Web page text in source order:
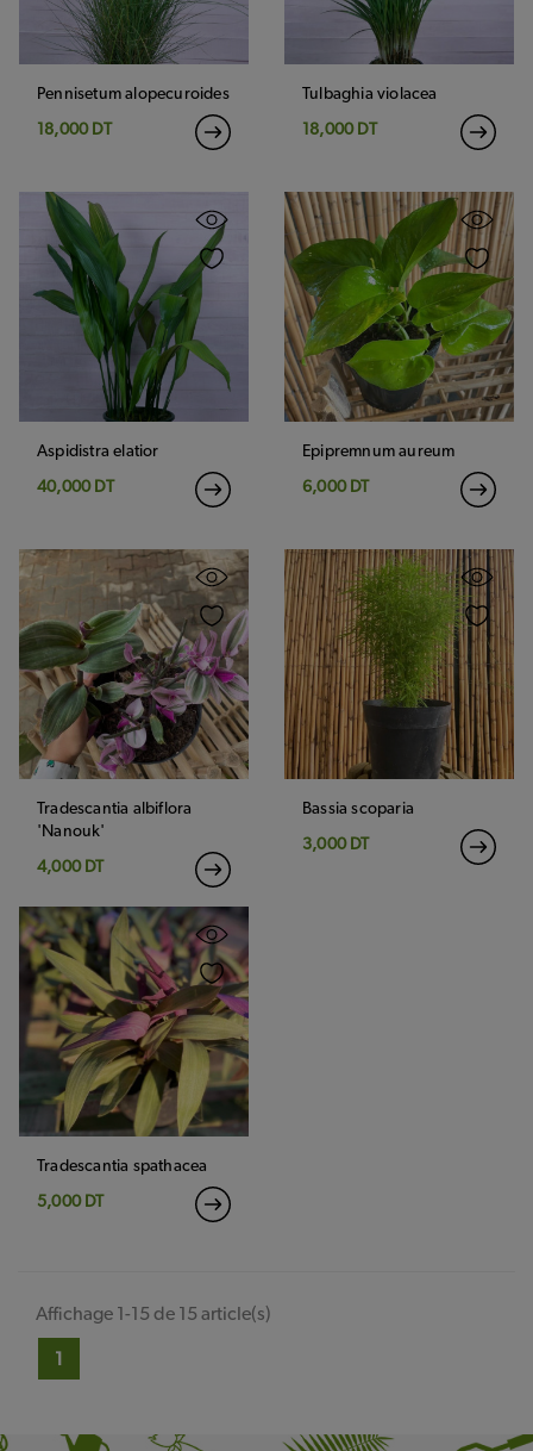
Pennisetum alopecuroides
18,000 DT
Tulbaghia violacea
18,000 DT
Aspidistra elatior
40,000 DT
Epipremnum aureum
6,000 DT
Tradescantia albiflora
'Nanouk'
4,000 DT
Bassia scoparia
3,000 DT
Tradescantia spathacea
5,000 DT
Affichage 1-15 de 15 article(s)
1